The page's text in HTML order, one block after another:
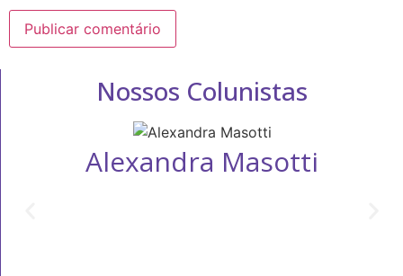
Nossos Colunistas
Alexandra Masotti